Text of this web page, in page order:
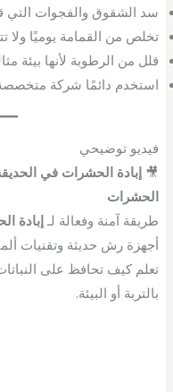
سد الشقوق والفجوات التي
تخلص من القمامة يوميًا ولا
قلل من الرطوبة لأنها بيئة
استخدم دائمًا شركة
فيديو توضيحي
🎥 إبادة الحشرات في
الحشرات
طريقة آمنة وفعالة لـ إبادة
أجهزة رش حديثة وتقنيات
تعلم كيف تحافظ على
بالتربة أو البيئة.